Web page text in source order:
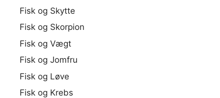
Fisk og Skytte
Fisk og Skorpion
Fisk og Vægt
Fisk og Jomfru
Fisk og Løve
Fisk og Krebs